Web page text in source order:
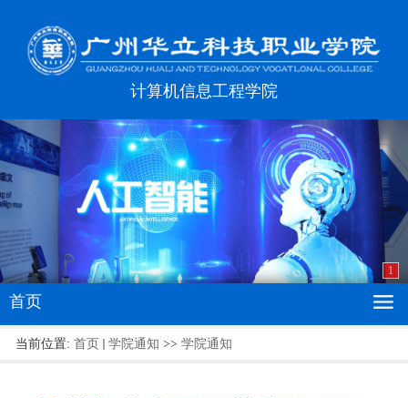
计算机信息工程学院
1
首页
当前位置: 首页 学院通知 >> 学院通知